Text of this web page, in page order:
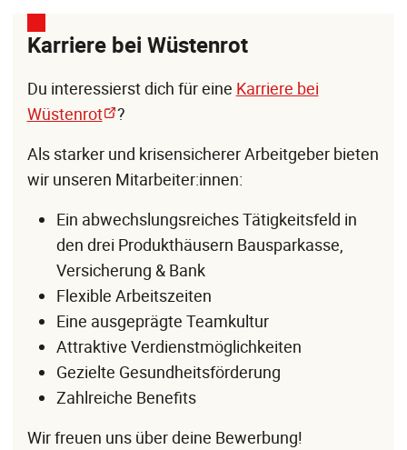
Karriere bei Wüstenrot
Du interessierst dich für eine Karriere bei
Wüstenrot
?
Als starker und krisensicherer Arbeitgeber bieten
wir unseren Mitarbeiter:innen:
Ein abwechslungsreiches Tätigkeitsfeld in
den drei Produkthäusern Bausparkasse,
Versicherung & Bank
Flexible Arbeitszeiten
Eine ausgeprägte Teamkultur
Attraktive Verdienstmöglichkeiten
Gezielte Gesundheitsförderung
Zahlreiche Benefits
Wir freuen uns über deine Bewerbung!